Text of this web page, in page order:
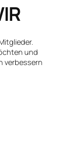
und
verbessern